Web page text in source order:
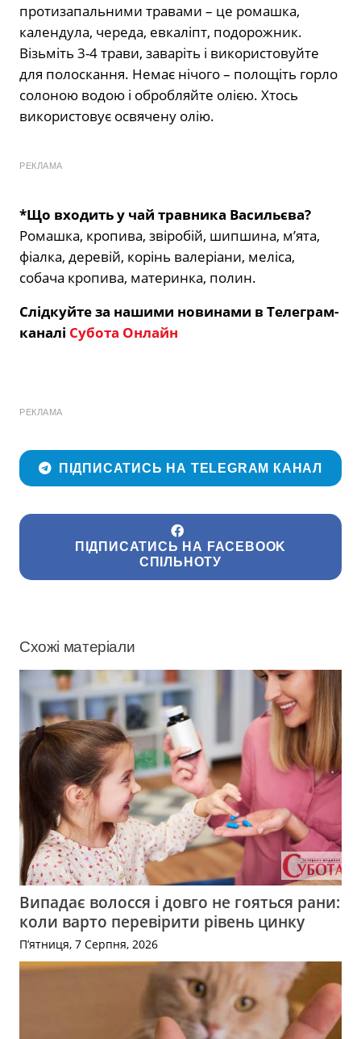
протизапальними травами – це ромашка,
календула, череда, евкаліпт, подорожник.
Візьміть 3-4 трави, заваріть і використовуйте
для полоскання. Немає нічого – полощіть горло
солоною водою і обробляйте олією. Хтось
використовує освячену олію.
РЕКЛАМА
*Що входить у чай травника Васильєва?
Ромашка, кропива, звіробій, шипшина, м’ята,
фіалка, деревій, корінь валеріани, меліса,
собача кропива, материнка, полин.
Слідкуйте за нашими новинами в Телеграм-
каналі Субота Онлайн
РЕКЛАМА
ПІДПИСАТИСЬ НА TELEGRAM КАНАЛ
ПІДПИСАТИСЬ НА FACEBOOK
СПІЛЬНОТУ
Схожі матеріали
Випадає волосся і довго не гояться рани:
коли варто перевірити рівень цинку
П’ятниця, 7 Серпня, 2026